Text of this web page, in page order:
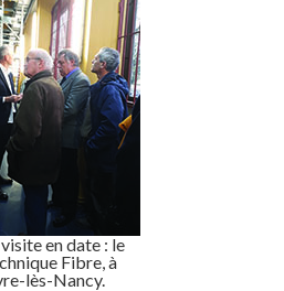
en date : le
Fibre, à
lès-Nancy.